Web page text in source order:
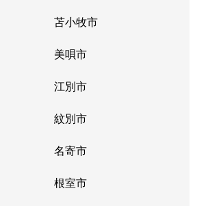
苫小牧市
美唄市
江別市
紋別市
名寄市
根室市